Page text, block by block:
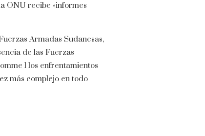
ONU recibe «informes
Armadas Sudanesas,
de las Fuerzas
l los enfrentamientos
más complejo en todo